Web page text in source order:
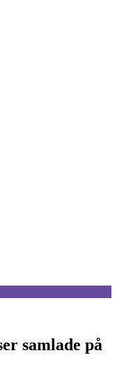
samlade på